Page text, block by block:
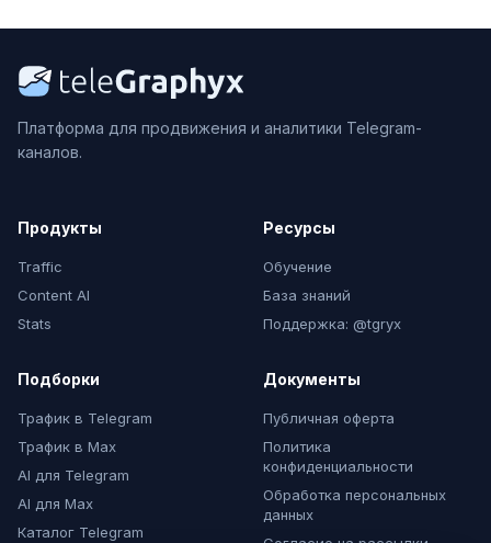
Платформа для продвижения и аналитики Telegram-
каналов.
Продукты
Traffic
Content AI
Stats
Ресурсы
Обучение
База знаний
Поддержка: @tgryx
Подборки
Трафик в Telegram
Трафик в Max
AI для Telegram
AI для Max
Каталог Telegram
Документы
Публичная оферта
Политика
конфиденциальности
Обработка персональных
данных